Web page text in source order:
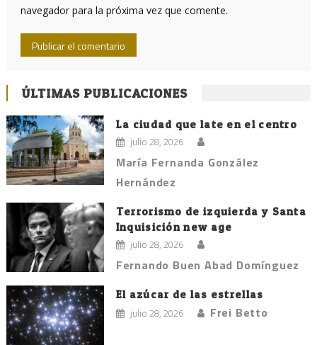
navegador para la próxima vez que comente.
ÚLTIMAS PUBLICACIONES
La ciudad que late en el centro
julio 28, 2026
María Fernanda González
Hernández
Terrorismo de izquierda y Santa
Inquisición new age
julio 28, 2026
Fernando Buen Abad Domínguez
El azúcar de las estrellas
julio 28, 2026 Frei Betto